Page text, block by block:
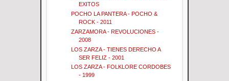
EXITOS
POCHO LA PANTERA - POCHO &
ROCK - 2011
ZARZAMORA - REVOLUCIONES -
2008
LOS ZARZA - TIENES DERECHO A
SER FELIZ - 2001
LOS ZARZA - FOLKLORE CORDOBES
- 1999